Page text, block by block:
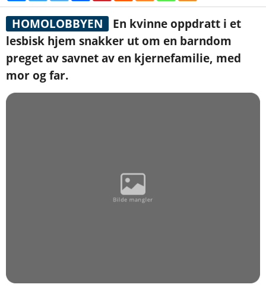
HOMOLOBBYEN
En kvinne oppdratt i et
lesbisk hjem snakker ut om en barndom
preget av savnet av en kjernefamilie, med
mor og far.